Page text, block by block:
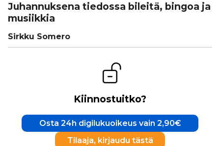
Juhan­nuk­sena tiedossa bileitä, bingoa ja
musiikkia
Sirkku Somero
Kiinnostuitko?
Osta 24h digilukuoikeus vain 2,90€
Tilaaja, kirjaudu tästä